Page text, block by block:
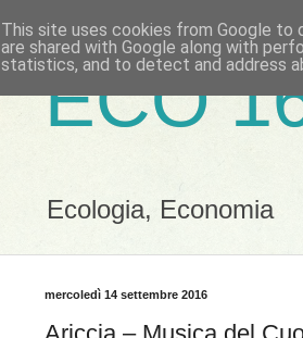
ECO
Ecologia, Economia
mercoledì 14 settembre 2016
Ariccia – Musica del
This site uses cookies from Google to
are shared with Google along with
statistics, and to detect and address